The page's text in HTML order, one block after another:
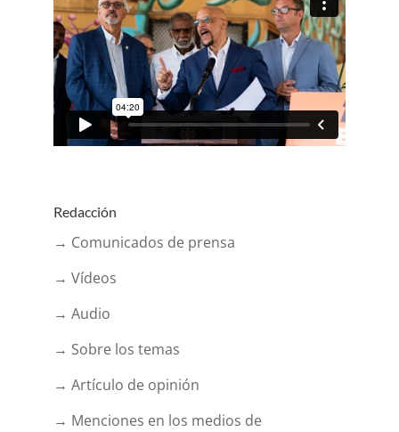
Redacción
→ Comunicados de prensa
→ Vídeos
→ Audio
→ Sobre los temas
→ Artículo de opinión
→ Menciones en los medios de